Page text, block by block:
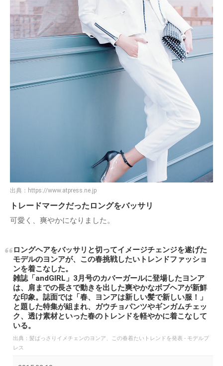
出典： https://www.atpress.ne.jp
トレードマークだったロングをバッサリ
可愛く、爽やかになりました。
ロングヘアをバッサリと切ってイメージチェンジを遂げた
モデルのヨンアが、この春挑戦したいトレンドファッショ
ンを着こなした。
雑誌「andGIRL」3月号のカバーガールに登場したヨンア
は、肩までの長さで動きを出した爽やかなボブヘアが新鮮
な印象。誌面では「春、ヨンアは新しい髪で新しい服！」
と題した特集が組まれ、ガウチョパンツやギンガムチェッ
ク、透け素材といった春のトレンドを軽やかに着こなして
いる。
出典： 髪ばっさりイメチェンのヨンア、この春着たいトレンドを発表 - モデルプ
レス